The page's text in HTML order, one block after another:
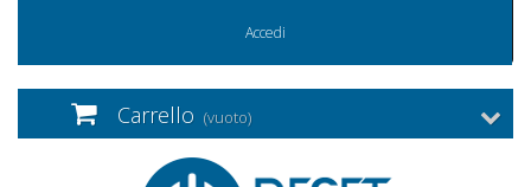
Accedi
Carrello (vuoto)